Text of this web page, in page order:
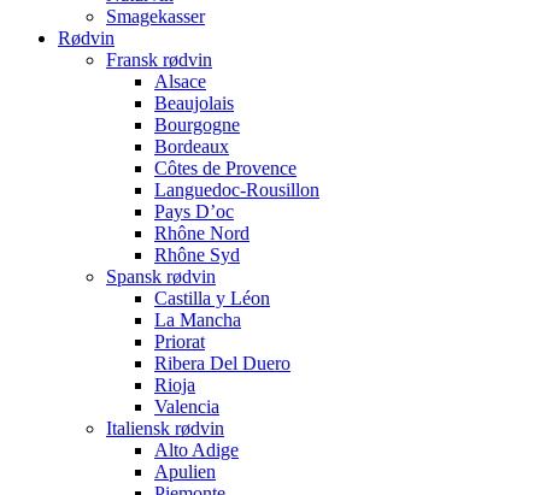
Smagekasser
Rødvin
Fransk rødvin
Alsace
Beaujolais
Bourgogne
Bordeaux
Côtes de Provence
Languedoc-Rousillon
Pays D’oc
Rhône Nord
Rhône Syd
Spansk rødvin
Castilla y Léon
La Mancha
Priorat
Ribera Del Duero
Rioja
Valencia
Italiensk rødvin
Alto Adige
Apulien